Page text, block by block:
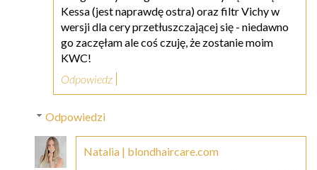
Kessa (jest naprawdę ostra) oraz filtr Vichy w
wersji dla cery przetłuszczającej się - niedawno
go zaczęłam ale coś czuję, że zostanie moim
KWC!
Odpowiedz
Odpowiedzi
Natalia | blondhaircare.com